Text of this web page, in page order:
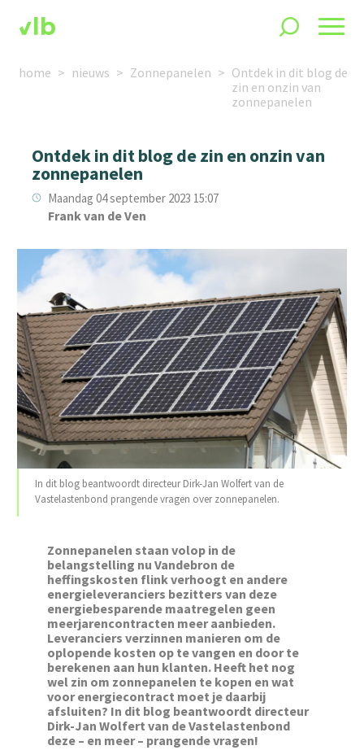
home nieuws Zonnepanelen
Ontdek in dit blog de
zin en onzin van
zonnepanelen
Ontdek in dit blog de zin en onzin van
zonnepanelen
Maandag 04 september 2023 15:07
Frank van de Ven
In dit blog beantwoordt directeur Dirk-Jan Wolfert van de
Vastelastenbond prangende vragen over zonnepanelen.
Zonnepanelen staan volop in de
belangstelling nu Vandebron de
heffingskosten flink verhoogt en andere
energieleveranciers bezitters van deze
energiebesparende maatregelen geen
meerjarencontracten meer aanbieden.
Leveranciers verzinnen manieren om de
oplopende kosten op te vangen en door te
berekenen aan hun klanten. Heeft het nog
wel zin om zonnepanelen te kopen en wat
voor energiecontract moet je daarbij
afsluiten? In dit blog beantwoordt directeur
Dirk-Jan Wolfert van de Vastelastenbond
deze – en meer – prangende vragen!